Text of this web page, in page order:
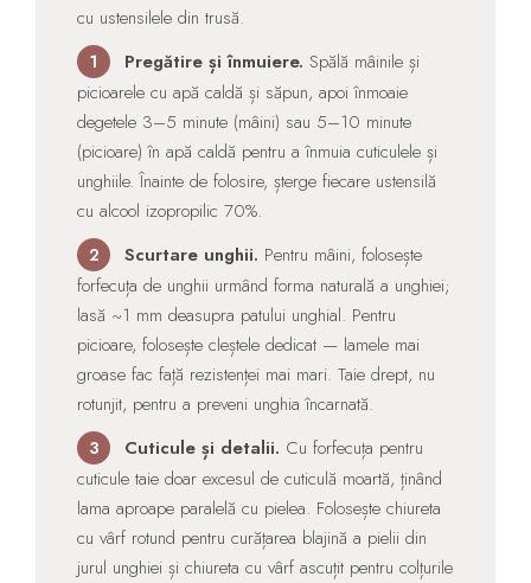
cu ustensilele din trusă.
1 Pregătire și înmuiere. Spălă mâinile și
picioarele cu apă caldă și săpun, apoi înmoaie
degetele 3–5 minute (mâini) sau 5–10 minute
(picioare) în apă caldă pentru a înmuia cuticulele și
unghiile. Înainte de folosire, șterge fiecare ustensilă
cu alcool izopropilic 70%.
2 Scurtare unghii. Pentru mâini, folosește
forfecuța de unghii urmând forma naturală a unghiei;
lasă ~1 mm deasupra patului unghial. Pentru
picioare, folosește cleștele dedicat — lamele mai
groase fac față rezistenței mai mari. Taie drept, nu
rotunjit, pentru a preveni unghia încarnată.
3 Cuticule și detalii. Cu forfecuța pentru
cuticule taie doar excesul de cuticulă moartă, ținând
lama aproape paralelă cu pielea. Folosește chiureta
cu vârf rotund pentru curățarea blajină a pielii din
jurul unghiei și chiureta cu vârf ascuțit pentru colțurile